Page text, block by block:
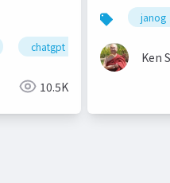
chatgpt janogdon
10.5K
janog
Ken